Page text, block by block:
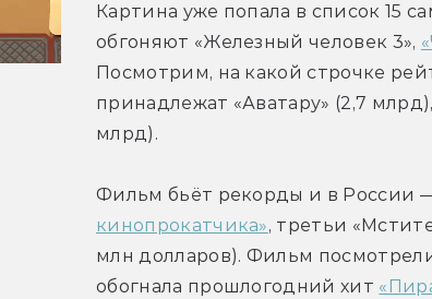
Картина уже попала в список 15
обгоняют «Железный человек 3»,
Посмотрим, на какой строчке
принадлежат «Аватару» (2,7
млрд).
Фильм бьёт рекорды и в России
кинопрокатчика», третьи
млн долларов). Фильм
обогнала прошлогодний хит